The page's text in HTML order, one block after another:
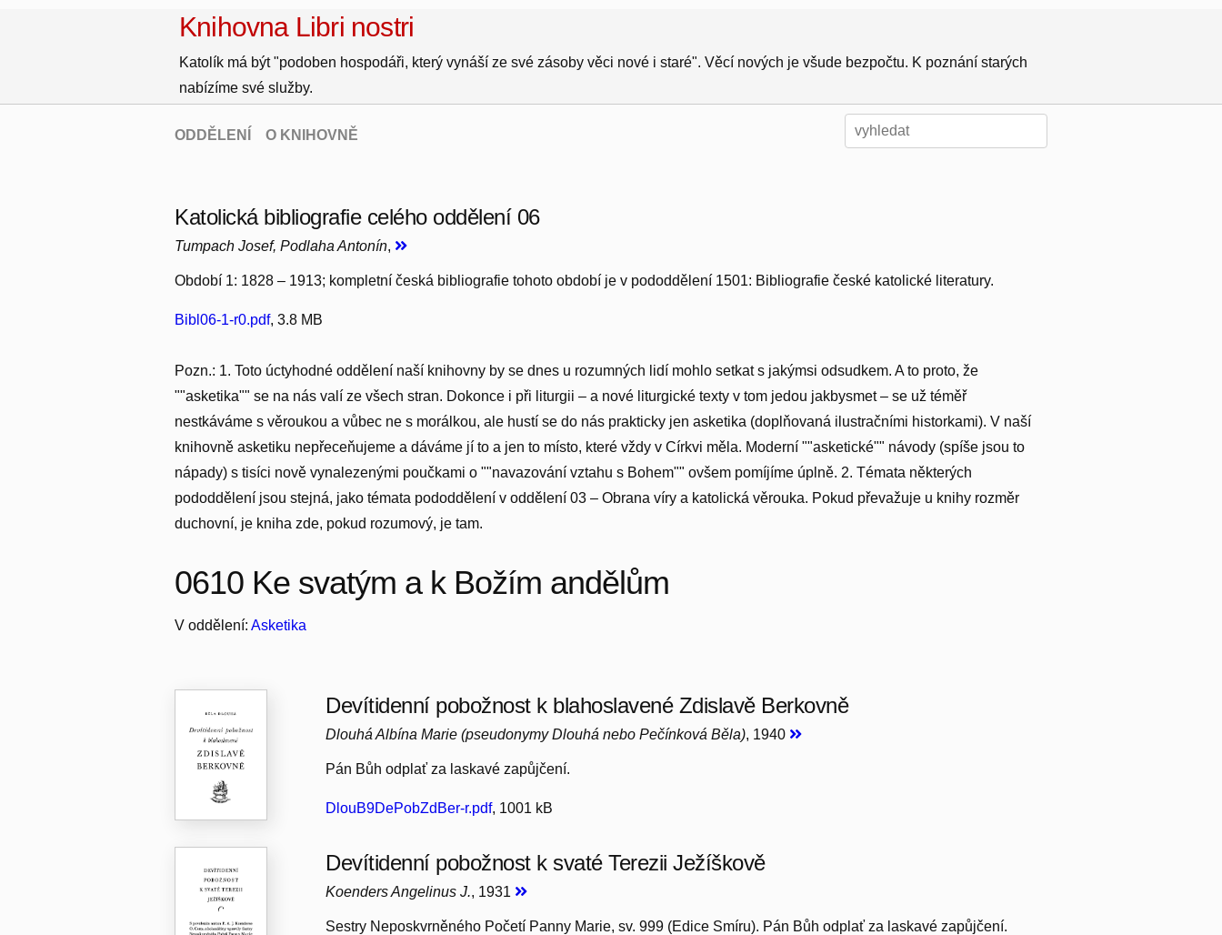
Knihovna Libri nostri
Katolík má být "podoben hospodáři, který vynáší ze své zásoby věci nové i staré". Věcí nových je všude bezpočtu. K poznání starých
nabízíme své služby.
ODDĚLENÍ O KNIHOVNĚ
Katolická bibliografie celého oddělení 06
Tumpach Josef, Podlaha Antonín,
Období 1: 1828 – 1913; kompletní česká bibliografie tohoto období je v pododdělení 1501: Bibliografie české katolické literatury.
Bibl06-1-r0.pdf, 3.8 MB
Pozn.: 1. Toto úctyhodné oddělení naší knihovny by se dnes u rozumných lidí mohlo setkat s jakýmsi odsudkem. A to proto, že
""asketika"" se na nás valí ze všech stran. Dokonce i při liturgii – a nové liturgické texty v tom jedou jakbysmet – se už téměř
nestkáváme s věroukou a vůbec ne s morálkou, ale hustí se do nás prakticky jen asketika (doplňovaná ilustračními historkami). V naší
knihovně asketiku nepřeceňujeme a dáváme jí to a jen to místo, které vždy v Církvi měla. Moderní ""asketické"" návody (spíše jsou to
nápady) s tisíci nově vynalezenými poučkami o ""navazování vztahu s Bohem"" ovšem pomíjíme úplně. 2. Témata některých
pododdělení jsou stejná, jako témata pododdělení v oddělení 03 – Obrana víry a katolická věrouka. Pokud převažuje u knihy rozměr
duchovní, je kniha zde, pokud rozumový, je tam.
0610 Ke svatým a k Božím andělům
V oddělení: Asketika
Devítidenní pobožnost k blahoslavené Zdislavě Berkovně
Dlouhá Albína Marie (pseudonymy Dlouhá nebo Pečínková Běla), 1940
Pán Bůh odplať za laskavé zapůjčení.
DlouB9DePobZdBer-r.pdf, 1001 kB
Devítidenní pobožnost k svaté Terezii Ježíškově
Koenders Angelinus J., 1931
Sestry Neposkvrněného Početí Panny Marie, sv. 999 (Edice Smíru). Pán Bůh odplať za laskavé zapůjčení.